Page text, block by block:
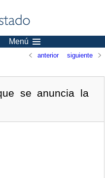
Menú
anterior siguiente
se anuncia la